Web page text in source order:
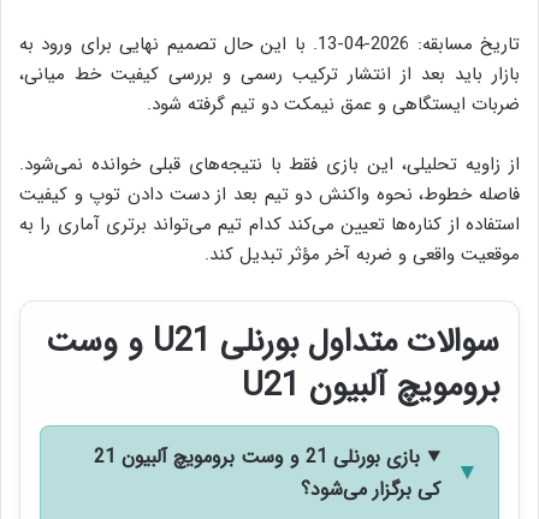
تاریخ مسابقه: 2026-04-13. با این حال تصمیم نهایی برای ورود به
بازار باید بعد از انتشار ترکیب رسمی و بررسی کیفیت خط میانی،
ضربات ایستگاهی و عمق نیمکت دو تیم گرفته شود.
از زاویه تحلیلی، این بازی فقط با نتیجه‌های قبلی خوانده نمی‌شود.
فاصله خطوط، نحوه واکنش دو تیم بعد از دست دادن توپ و کیفیت
استفاده از کناره‌ها تعیین می‌کند کدام تیم می‌تواند برتری آماری را به
موقعیت واقعی و ضربه آخر مؤثر تبدیل کند.
سوالات متداول بورنلی U21 و وست
برومویچ آلبیون U21
بازی بورنلی 21 و وست برومویچ آلبیون 21
کی برگزار می‌شود؟